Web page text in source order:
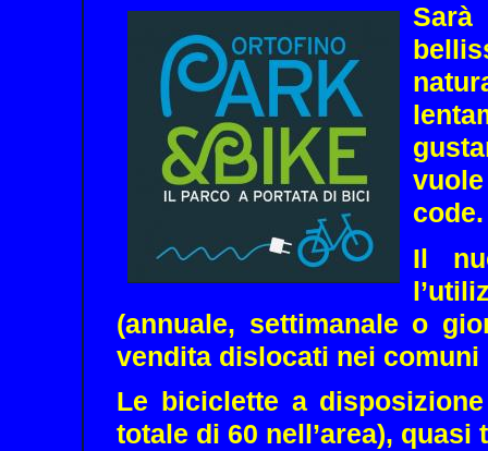
code.
Il
(annuale, settimanale o
vendita dislocati nei comuni
Le biciclette a
totale di 60 nell’area),